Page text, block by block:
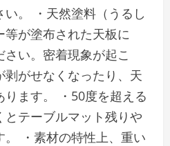
。 ・天然塗料（うるし
が塗布された天板に
い。密着現象が起こ
剥がせなくなったり、天
ます。 ・50度を超える
テーブルマット残りや
・素材の特性上、重い